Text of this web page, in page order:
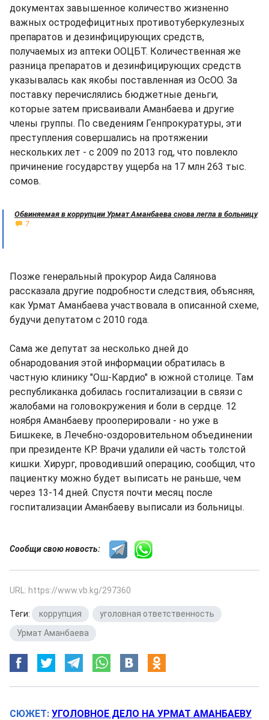
документах завышенное количество жизненно
важных остродефицитных противотуберкулезных
препаратов и дезинфицирующих средств,
получаемых из аптеки ООЦБТ. Количественная же
разница препаратов и дезинфицирующих средств
указывалась как якобы поставленная из ОсОО. За
поставку перечислялись бюджетные деньги,
которые затем присваивали Аманбаева и другие
члены группы. По сведениям Генпрокуратуры, эти
преступления совершались на протяжении
нескольких лет - с 2009 по 2013 год, что повлекло
причинение государству ущерба на 17 млн 263 тыс.
сомов.
Обвиняемая в коррупции Урмат Аманбаева снова легла в больницу
7
Позже генеральный прокурор Аида Салянова
рассказала другие подробности следствия, объясняя,
как Урмат Аманбаева участвовала в описанной схеме,
будучи депутатом с 2010 года.
Сама же депутат за несколько дней до
обнародования этой информации обратилась в
частную клинику "Ош-Кардио" в южной столице. Там
республиканка добилась госпитализации в связи с
жалобами на головокружения и боли в сердце. 12
ноября Аманбаеву прооперировали - но уже в
Бишкеке, в Лечебно-оздоровительном объединении
при президенте КР. Врачи удалили ей часть толстой
кишки. Хирург, проводивший операцию, сообщил, что
пациентку можно будет выписать не раньше, чем
через 13-14 дней. Спустя почти месяц после
госпитализации Аманбаеву выписали из больницы.
Сообщи свою новость:
URL: https://www.vb.kg/297360
Теги: коррупция уголовная ответственность
Урмат Аманбаева
СЮЖЕТ: УГОЛОВНОЕ ДЕЛО НА УРМАТ АМАНБАЕВУ